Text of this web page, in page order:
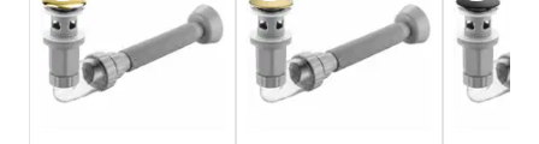
Duljina
515
Širina
375mm
Visina
135
Jamstveni uvjeti